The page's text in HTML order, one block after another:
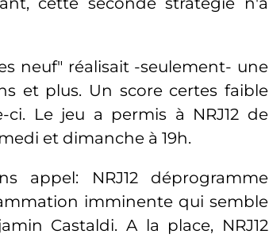
neuf" réalisait -seulement- une
et plus. Un score certes faible
ci. Le jeu a permis à NRJ12 de
et dimanche à 19h.
NRJ12 déprogramme
imminente qui semble
Castaldi. A la place, NRJ12